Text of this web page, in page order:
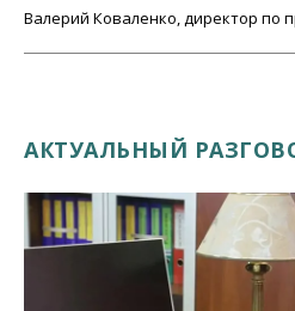
Валерий Коваленко, директор по
АКТУАЛЬНЫЙ